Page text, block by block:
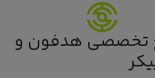
تخصصی هدفون و